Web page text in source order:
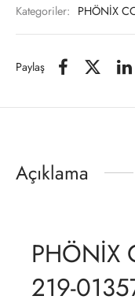
Kategoriler: PHÖNİX
Paylaş
Açıklama
PHÖNİX
219-